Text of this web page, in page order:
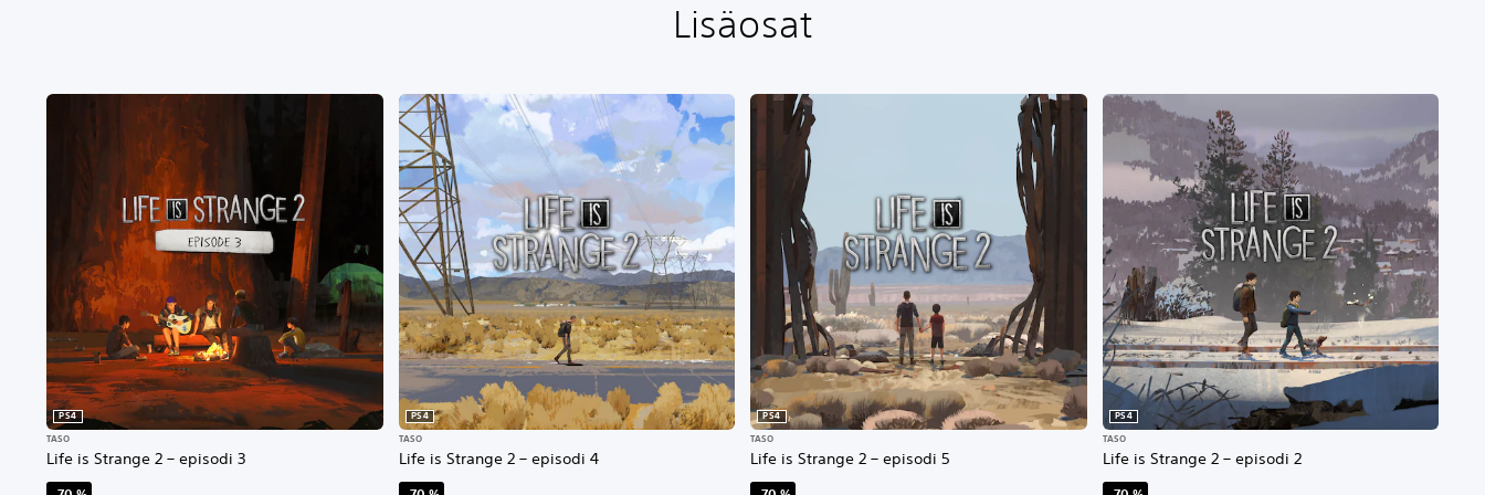
Lisäosat
Life is Strange 2 – episodi 3
PS4
TASO
Life is Strange 2 – episodi 4
PS4
TASO
Life is Strange 2 – episodi 5
PS4
TASO
Life is Strange 2 – episodi 2
PS4
TASO